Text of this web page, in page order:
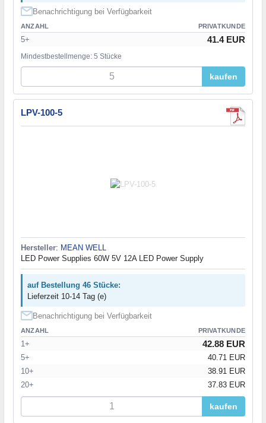
Benachrichtigung bei Verfügbarkeit
ANZAHL PRIVATKUNDE
5+ 41.4 EUR
Mindestbestellmenge: 5 Stücke
kaufen
LPV-100-5
Hersteller: MEAN WELL
LED Power Supplies 60W 5V 12A LED Power Supply
auf Bestellung 46 Stücke:
Lieferzeit 10-14 Tag (e)
Benachrichtigung bei Verfügbarkeit
ANZAHL PRIVATKUNDE
1+ 42.88 EUR
5+
40.71 EUR
10+
38.91 EUR
20+
37.83 EUR
kaufen